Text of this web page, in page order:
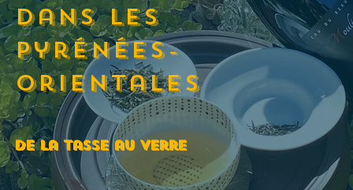
dans les
pyrénées-
orientales
De la tasse au verre